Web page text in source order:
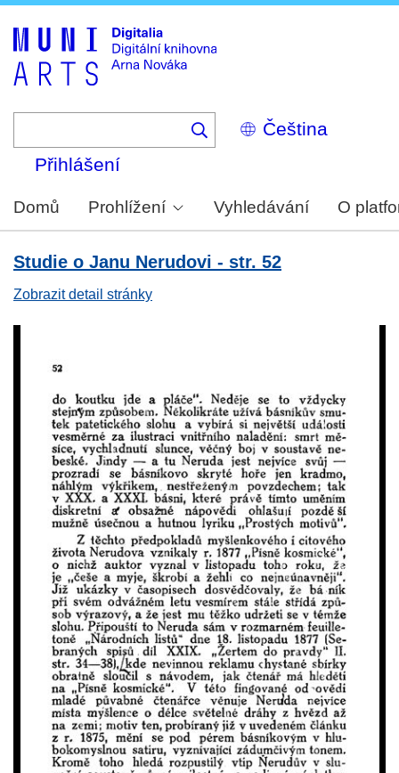
Select
your
Přihlášení
Domů Prohlížení Vyhledávání O
Studie o Janu Nerudovi - str. 52
Zobrazit detail stránky